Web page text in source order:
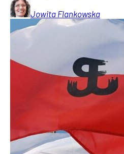
Jowita Flankowska